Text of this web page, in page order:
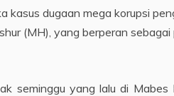
kasus dugaan mega korupsi
(MH), yang berperan
seminggu yang lalu di Mabes